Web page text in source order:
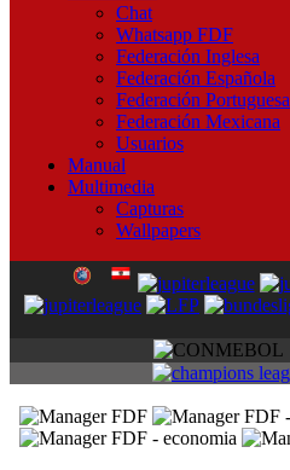
Chat
Whatsapp FDF
Federación Inglesa
Federación Española
Federación Portuguesa
Federación Mexicana
Usuarios
Manual
Multimedia
Capturas
Wallpapers